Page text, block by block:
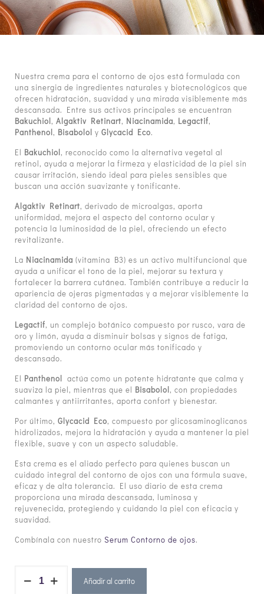
Nuestra crema para el contorno de ojos está formulada con
una sinergia de ingredientes naturales y biotecnológicos que
ofrecen hidratación, suavidad y una mirada visiblemente más
descansada. Entre sus activos principales se encuentran
Bakuchiol, Algaktiv Retinart, Niacinamida, Legactif,
Panthenol, Bisabolol y Glycacid Eco.
El Bakuchiol, reconocido como la alternativa vegetal al
retinol, ayuda a mejorar la firmeza y elasticidad de la piel sin
causar irritación, siendo ideal para pieles sensibles que
buscan una acción suavizante y tonificante.
Algaktiv Retinart, derivado de microalgas, aporta
uniformidad, mejora el aspecto del contorno ocular y
potencia la luminosidad de la piel, ofreciendo un efecto
revitalizante.
La Niacinamida (vitamina B3) es un activo multifuncional que
ayuda a unificar el tono de la piel, mejorar su textura y
fortalecer la barrera cutánea. También contribuye a reducir la
apariencia de ojeras pigmentadas y a mejorar visiblemente la
claridad del contorno de ojos.
Legactif, un complejo botánico compuesto por rusco, vara de
oro y limón, ayuda a disminuir bolsas y signos de fatiga,
promoviendo un contorno ocular más tonificado y
descansado.
El Panthenol actúa como un potente hidratante que calma y
suaviza la piel, mientras que el Bisabolol, con propiedades
calmantes y antiirritantes, aporta confort y bienestar.
Por último, Glycacid Eco, compuesto por glicosaminoglicanos
hidrolizados, mejora la hidratación y ayuda a mantener la piel
flexible, suave y con un aspecto saludable.
Esta crema es el aliado perfecto para quienes buscan un
cuidado integral del contorno de ojos con una fórmula suave,
eficaz y de alta tolerancia. El uso diario de esta crema
proporciona una mirada descansada, luminosa y
rejuvenecida, protegiendo y cuidando la piel con eficacia y
suavidad.
Combínala con nuestro Serum Contorno de ojos.
Añadir al carrito